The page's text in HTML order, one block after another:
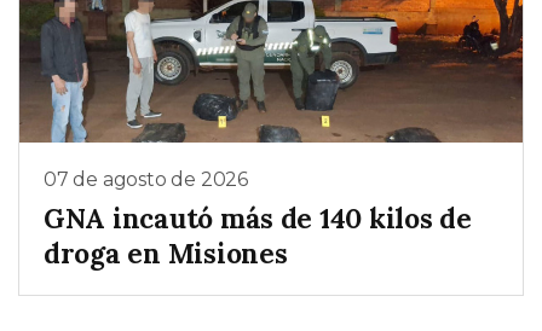
07 de agosto de 2026
GNA incautó más de 140 kilos de
droga en Misiones